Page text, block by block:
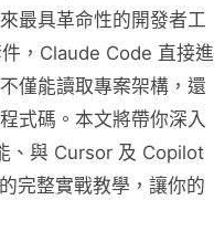
最具革命性的開發者工
，Claude Code 直接進
僅能讀取專案架構，還
式碼。本文將帶你深入
、與 Cursor 及 Copilot
完整實戰教學，讓你的